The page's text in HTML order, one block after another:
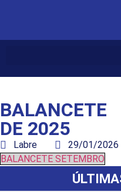
DE 2025
Labre
29/01/2026
BALANCETE SETEMBRO